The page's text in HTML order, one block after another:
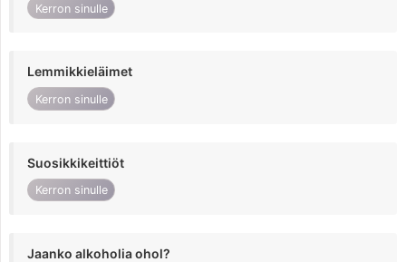
Kerron sinulle
Lemmikkieläimet
Kerron sinulle
Suosikkikeittiöt
Kerron sinulle
Jaanko alkoholia ohol?